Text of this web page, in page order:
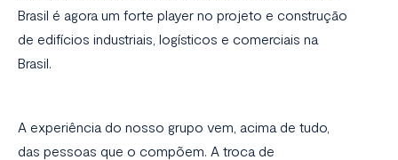
Brasil é agora um forte player no projeto e construção
de edifícios industriais, logísticos e comerciais na
Brasil.
A experiência do nosso grupo vem, acima de tudo,
das pessoas que o compõem. A troca de